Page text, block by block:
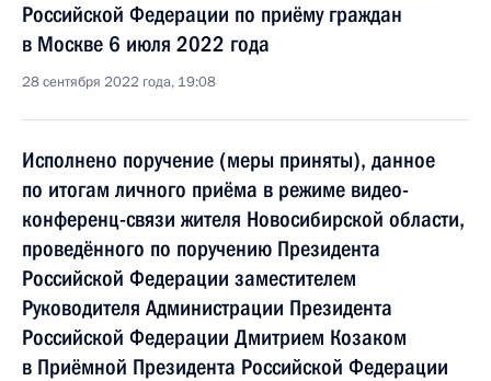
Российской Федерации по приёму граждан
в Москве 6 июля 2022 года
28 сентября 2022 года, 19:08
Исполнено поручение (меры приняты), данное
по итогам личного приёма в режиме видео-
конференц-связи жителя Новосибирской области,
проведённого по поручению Президента
Российской Федерации заместителем
Руководителя Администрации Президента
Российской Федерации Дмитрием Козаком
в Приёмной Президента Российской Федерации